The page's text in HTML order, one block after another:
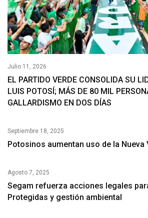
Julio 11, 2026
EL PARTIDO VERDE CONSOLIDA SU
LUIS POTOSÍ; MÁS DE 80 MIL
GALLARDISMO EN DOS DÍAS
Septiembre 18, 2025
Potosinos aumentan uso de la Nueva
Agosto 7, 2025
Segam refuerza acciones legales
Protegidas y gestión ambiental